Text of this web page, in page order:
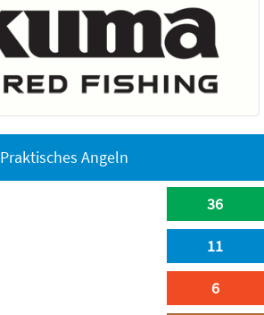
Praktisches Angeln
36
11
6